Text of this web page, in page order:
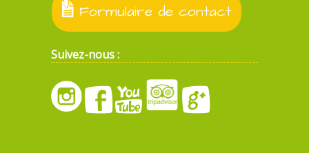
Formulaire de contact
Suivez-nous :